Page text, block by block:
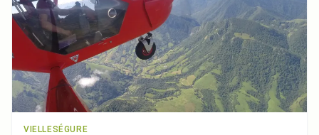
VIELLESÉGURE